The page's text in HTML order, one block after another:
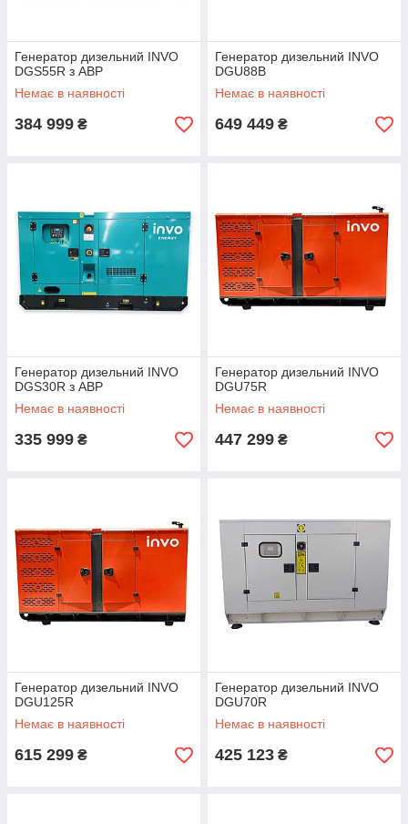
Генератор дизельний INVO
DGS55R з АВР
Немає в наявності
384 999 ₴
Генератор дизельний INVO
DGU88B
Немає в наявності
649 449 ₴
Генератор дизельний INVO
DGS30R з АВР
Немає в наявності
335 999 ₴
Генератор дизельний INVO
DGU75R
Немає в наявності
447 299 ₴
Генератор дизельний INVO
DGU125R
Немає в наявності
615 299 ₴
Генератор дизельний INVO
DGU70R
Немає в наявності
425 123 ₴